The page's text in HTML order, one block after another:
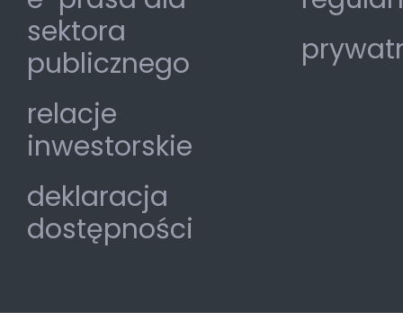
sektora
publicznego
relacje
inwestorskie
deklaracja
dostępności